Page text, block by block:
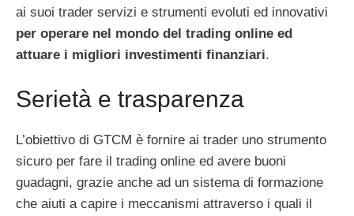
ai suoi trader servizi e strumenti evoluti ed innovativi
per operare nel mondo del trading online ed
attuare i migliori investimenti finanziari.
Serietà e trasparenza
L’obiettivo di GTCM è fornire ai trader uno strumento
sicuro per fare il trading online ed avere buoni
guadagni, grazie anche ad un sistema di formazione
che aiuti a capire i meccanismi attraverso i quali il